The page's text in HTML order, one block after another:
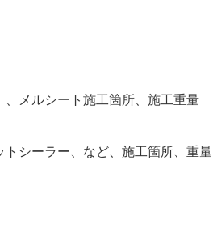
メルシート施工箇所、施工重量
シーラー、など、施工箇所、重量